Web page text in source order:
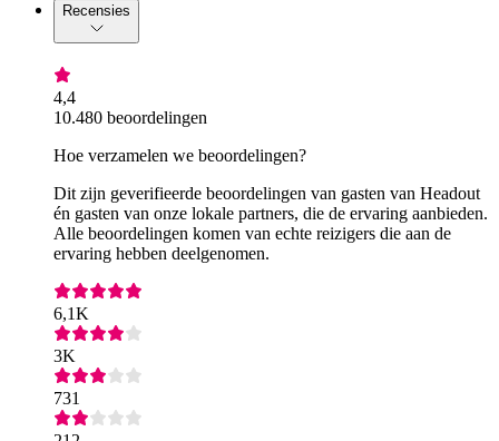
Recensies
4,4
10.480 beoordelingen
Hoe verzamelen we beoordelingen?
Dit zijn geverifieerde beoordelingen van gasten van Headout
én gasten van onze lokale partners, die de ervaring aanbieden.
Alle beoordelingen komen van echte reizigers die aan de
ervaring hebben deelgenomen.
6,1K
3K
731